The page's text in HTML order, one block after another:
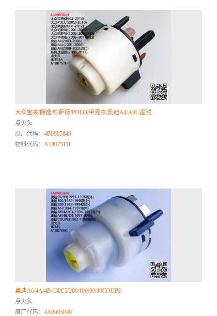
大众宝来/朗逸/帕萨特/POLO/甲壳虫/奥迪A4/A6L/晶锐
点火头
原厂代码：4B0905849
物料代码：A18075TH
奥迪A6/4A/4B/C4/C5/200/100/90/80COUPE
点火头
原厂代码：4A0905849